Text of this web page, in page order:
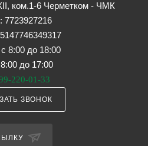
ком.1-6 Черметком - ЧМК
8:00 до 18:00
до 17:00
220-01-33
ЗВОНОК